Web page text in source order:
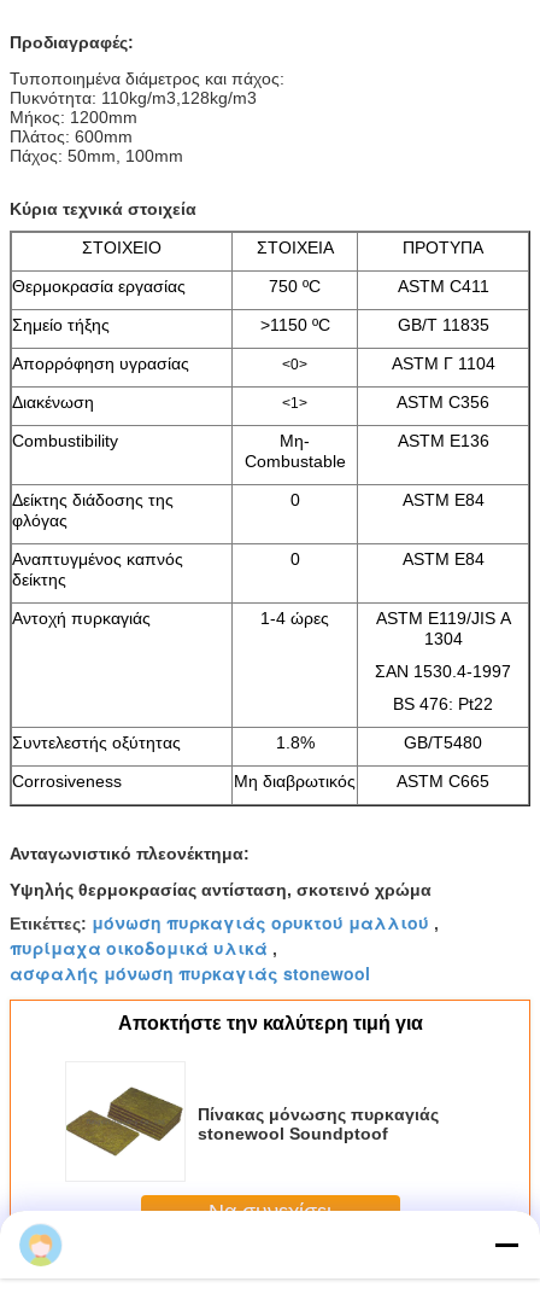
Προδιαγραφές:
Τυποποιημένα διάμετρος και πάχος:
Πυκνότητα: 110kg/m3,128kg/m3
Μήκος: 1200mm
Πλάτος: 600mm
Πάχος: 50mm, 100mm
Κύρια τεχνικά στοιχεία
ΣΤΟΙΧΕΙΟ
ΣΤΟΙΧΕΙΑ
ΠΡΟΤΥΠΑ
Θερμοκρασία εργασίας
750 ºC
ASTM C411
Σημείο τήξης
>1150 ºC
GB/T 11835
Απορρόφηση υγρασίας
<0>
ASTM Γ 1104
Διακένωση
<1>
ASTM C356
Combustibility
Μη-
Combustable
ASTM E136
Δείκτης διάδοσης της
φλόγας
0 ASTM E84
Αναπτυγμένος καπνός
δείκτης
0 ASTM E84
Αντοχή πυρκαγιάς 1-4 ώρες
ASTM E119/JIS Α
1304
ΣΑΝ 1530.4-1997
BS 476: Pt22
Συντελεστής οξύτητας
1.8%
GB/T5480
Corrosiveness
Μη διαβρωτικός ASTM C665
Ανταγωνιστικό πλεονέκτημα:
Υψηλής θερμοκρασίας αντίσταση, σκοτεινό χρώμα
Ετικέττες: μόνωση πυρκαγιάς ορυκτού μαλλιού ,
πυρίμαχα οικοδομικά υλικά ,
ασφαλής μόνωση πυρκαγιάς stonewool
Αποκτήστε την καλύτερη τιμή για
Πίνακας μόνωσης πυρκαγιάς
stonewool Soundptoof
Να συνεχίσει
ΠερισσότεροιΜόνωση πυρκαγιάς stonewool